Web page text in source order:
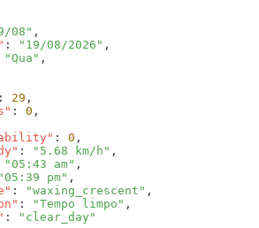
08"
: "19/08/2026"
"Qua"
: 29
: 0
: 0
: "5.68 km/h"
"05:43 am"
"05:39 pm"
: "waxing_crescent"
: "Tempo limpo"
: